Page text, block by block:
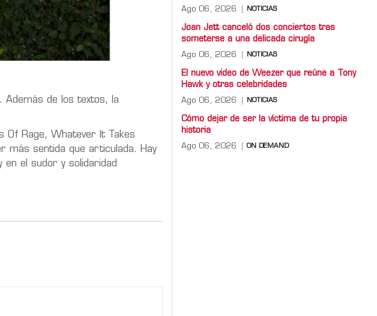
Además de los textos, la
Of Rage, Whatever It Takes
más sentida que articulada. Hay
el sudor y solidaridad
Ago 06, 2026 NOTICIAS
Joan Jett canceló dos conciertos tras
someterse a una delicada cirugía
Ago 06, 2026 NOTICIAS
El nuevo video de Weezer que reúne a Tony
Hawk y otras celebridades
Ago 06, 2026 NOTICIAS
Cómo dejar de ser la víctima de tu propia
historia
Ago 06, 2026 ON DEMAND